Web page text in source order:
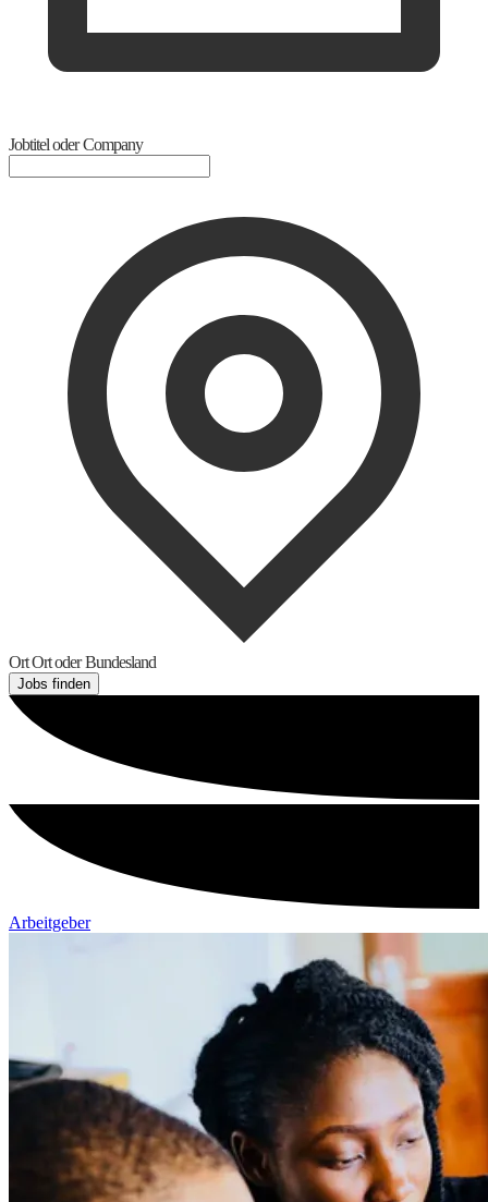
Jobtitel oder Company
OrtOrt oder Bundesland
Jobs finden
Arbeitgeber